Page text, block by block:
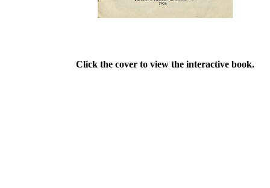
Click the cover to view the interactive book.